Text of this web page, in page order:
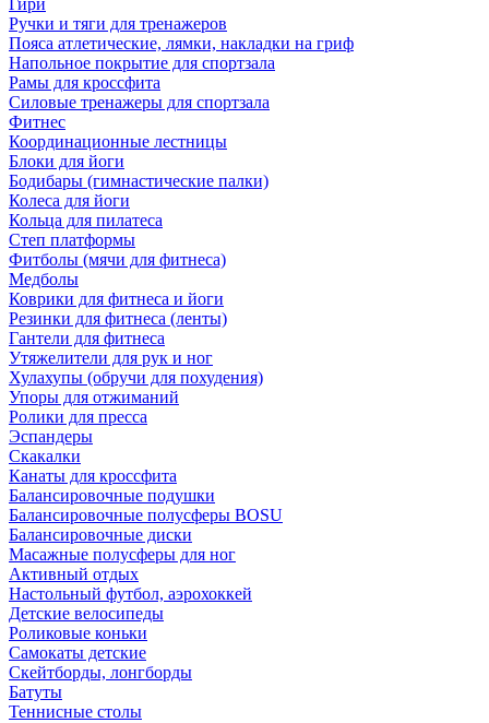
Гири
Ручки и тяги для тренажеров
Пояса атлетические, лямки, накладки на гриф
Напольное покрытие для спортзала
Рамы для кроссфита
Силовые тренажеры для спортзала
Фитнес
Координационные лестницы
Блоки для йоги
Бодибары (гимнастические палки)
Колеса для йоги
Кольца для пилатеса
Степ платформы
Фитболы (мячи для фитнеса)
Медболы
Коврики для фитнеса и йоги
Резинки для фитнеса (ленты)
Гантели для фитнеса
Утяжелители для рук и ног
Хулахупы (обручи для похудения)
Упоры для отжиманий
Ролики для пресса
Эспандеры
Скакалки
Канаты для кроссфита
Балансировочные подушки
Балансировочные полусферы BOSU
Балансировочные диски
Масажные полусферы для ног
Активный отдых
Настольный футбол, аэрохоккей
Детские велосипеды
Роликовые коньки
Самокаты детские
Скейтборды, лонгборды
Батуты
Теннисные столы